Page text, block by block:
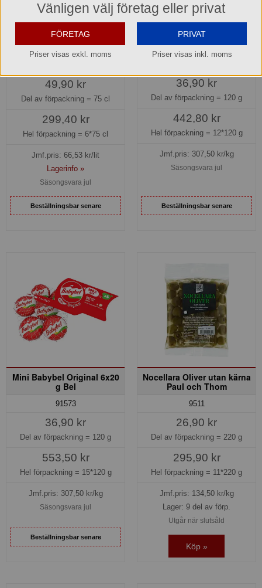
Lemonade Pink Grapefruit
Rième Paul och Thom
49,90 kr
Del av förpackning = 75 cl
299,40 kr
Hel förpackning = 6*75 cl
Jmf.pris: 66,53 kr/lit
Lagerinfo »
Säsongsvara jul
Beställningsbar senare
Mini Babybel Cheddar 6x20
g Bel
36,90 kr
Del av förpackning = 120 g
442,80 kr
Hel förpackning = 12*120 g
Jmf.pris: 307,50kr/kg
Säsongsvara jul
Beställningsbar senare
Mini Babybel Original 6x20
g Bel
91573
36,90 kr
Del av förpackning = 120 g
553,50 kr
Hel förpackning = 15*120 g
Jmf.pris: 307,50kr/kg
Säsongsvara jul
Beställningsbar senare
Nocellara Oliver utan kärna
Paul och Thom
9511
26,90 kr
Del av förpackning = 220 g
295,90 kr
Hel förpackning = 11*220 g
Jmf.pris: 134,50kr/kg
Lager: 9 del av förp.
Utgår när slutsåld
Köp »
Vänligen välj företag eller privat
FÖRETAG
Priser visas exkl. moms
PRIVAT
Priser visas inkl. moms